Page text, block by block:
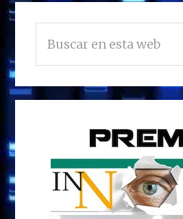
BARRA
LATERAL
PRINCIPAL
en
esta
web